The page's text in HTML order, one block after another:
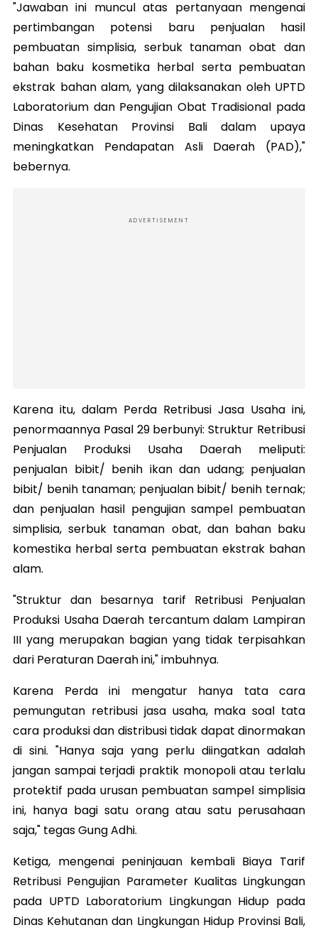
"Jawaban ini muncul atas pertanyaan mengenai
pertimbangan potensi baru penjualan hasil
pembuatan simplisia, serbuk tanaman obat dan
bahan baku kosmetika herbal serta pembuatan
ekstrak bahan alam, yang dilaksanakan oleh UPTD
Laboratorium dan Pengujian Obat Tradisional pada
Dinas Kesehatan Provinsi Bali dalam upaya
meningkatkan Pendapatan Asli Daerah (PAD),"
bebernya.
ADVERTISEMENT
Karena itu, dalam Perda Retribusi Jasa Usaha ini,
penormaannya Pasal 29 berbunyi: Struktur Retribusi
Penjualan Produksi Usaha Daerah meliputi:
penjualan bibit/ benih ikan dan udang; penjualan
bibit/ benih tanaman; penjualan bibit/ benih ternak;
dan penjualan hasil pengujian sampel pembuatan
simplisia, serbuk tanaman obat, dan bahan baku
komestika herbal serta pembuatan ekstrak bahan
alam.
"Struktur dan besarnya tarif Retribusi Penjualan
Produksi Usaha Daerah tercantum dalam Lampiran
III yang merupakan bagian yang tidak terpisahkan
dari Peraturan Daerah ini," imbuhnya.
Karena Perda ini mengatur hanya tata cara
pemungutan retribusi jasa usaha, maka soal tata
cara produksi dan distribusi tidak dapat dinormakan
di sini. "Hanya saja yang perlu diingatkan adalah
jangan sampai terjadi praktik monopoli atau terlalu
protektif pada urusan pembuatan sampel simplisia
ini, hanya bagi satu orang atau satu perusahaan
saja," tegas Gung Adhi.
Ketiga, mengenai peninjauan kembali Biaya Tarif
Retribusi Pengujian Parameter Kualitas Lingkungan
pada UPTD Laboratorium Lingkungan Hidup pada
Dinas Kehutanan dan Lingkungan Hidup Provinsi Bali,